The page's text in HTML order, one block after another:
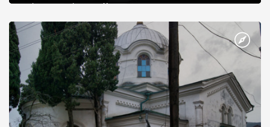
є відданими вірянами Христа